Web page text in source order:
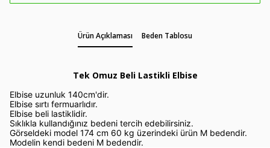
Ürün Açıklaması Beden Tablosu
Tek Omuz Beli Lastikli Elbise
Elbise uzunluk 140cm'dir.
Elbise sırtı fermuarlıdır.
Elbise beli lastiklidir.
Sıklıkla kullandığınız bedeni tercih edebilirsiniz.
Görseldeki model 174 cm 60 kg üzerindeki ürün M bedendir.
Modelin kendi bedeni M bedendir.